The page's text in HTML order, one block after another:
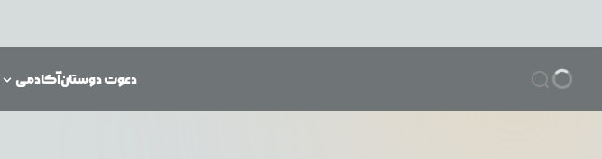
آکادمیدعوت دوستان